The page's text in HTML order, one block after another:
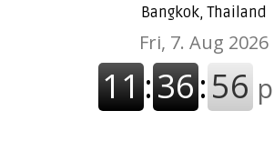
Bangkok, Thailand